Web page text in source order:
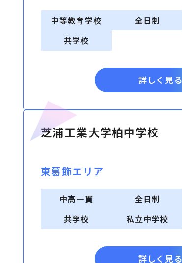
中等教育学校
全日制
共学校
詳しく見る
芝浦工業大学柏中学校
東葛飾エリア
中高一貫
全日制
共学校
私立中学校
詳しく見る